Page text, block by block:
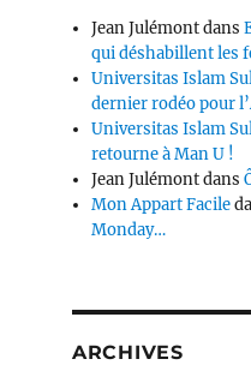
Jean Julémontdans
qui déshabillent les
Universitas Islam
dernier rodéo pour
Universitas Islam
retourne à Man U !
Jean Julémontdans
Mon Appart Facile
Monday…
ARCHIVES